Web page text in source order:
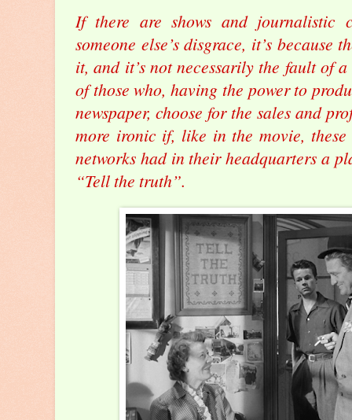
If there are shows and journalistic
someone else’s disgrace, it’s because
it, and it’s not necessarily the fault of
of those who, having the power to
newspaper, choose for the sales and
more ironic if, like in the movie, these
networks had in their headquarters a
“Tell the truth”.